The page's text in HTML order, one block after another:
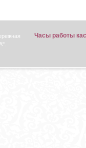
Часы работы